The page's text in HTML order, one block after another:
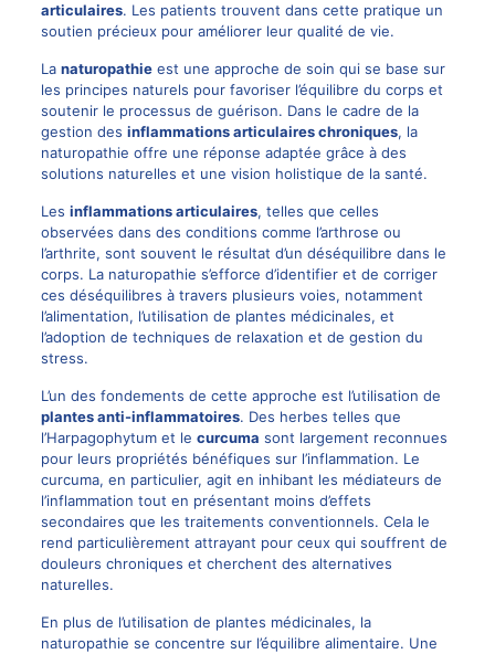
articulaires. Les patients trouvent dans cette pratique un
soutien précieux pour améliorer leur qualité de vie.
La naturopathieest une approche de soin qui se base sur
les principes naturels pour favoriser l’équilibre du corps et
soutenir le processus de guérison. Dans le cadre de la
gestion des inflammations articulaires chroniques, la
naturopathie offre une réponse adaptée grâce à des
solutions naturelles et une vision holistique de la santé.
Les inflammations articulaires, telles que celles
observées dans des conditions comme l’arthrose ou
l’arthrite, sont souvent le résultat d’un déséquilibre dans le
corps. La naturopathie s’efforce d’identifier et de corriger
ces déséquilibres à travers plusieurs voies, notamment
l’alimentation, l’utilisation de plantes médicinales, et
l’adoption de techniques de relaxation et de gestion du
stress.
L’un des fondements de cette approche est l’utilisation de
plantes anti-inflammatoires. Des herbes telles que
l’Harpagophytum et le curcuma sont largement reconnues
pour leurs propriétés bénéfiques sur l’inflammation. Le
curcuma, en particulier, agit en inhibant les médiateurs de
l’inflammation tout en présentant moins d’effets
secondaires que les traitements conventionnels. Cela le
rend particulièrement attrayant pour ceux qui souffrent de
douleurs chroniques et cherchent des alternatives
naturelles.
En plus de l’utilisation de plantes médicinales, la
naturopathie se concentre sur l’équilibre alimentaire. Une